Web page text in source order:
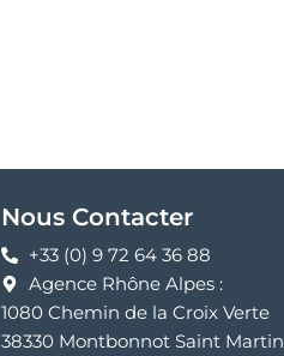
Nous Contacter
+33 (0) 9 72 64 36 88
Agence Rhône Alpes :
1080 Chemin de la Croix Verte
38330 Montbonnot Saint Martin